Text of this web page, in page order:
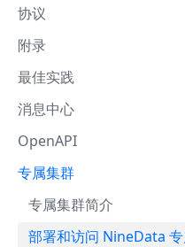
协议
附录
最佳实践
消息中心
OpenAPI
专属集群
专属集群简介
部署和访问 NineData